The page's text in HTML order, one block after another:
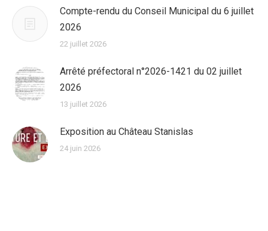
Compte-rendu du Conseil Municipal du 6 juillet
2026
22 juillet 2026
Arrêté préfectoral n°2026-1421 du 02 juillet
2026
13 juillet 2026
Exposition au Château Stanislas
24 juin 2026